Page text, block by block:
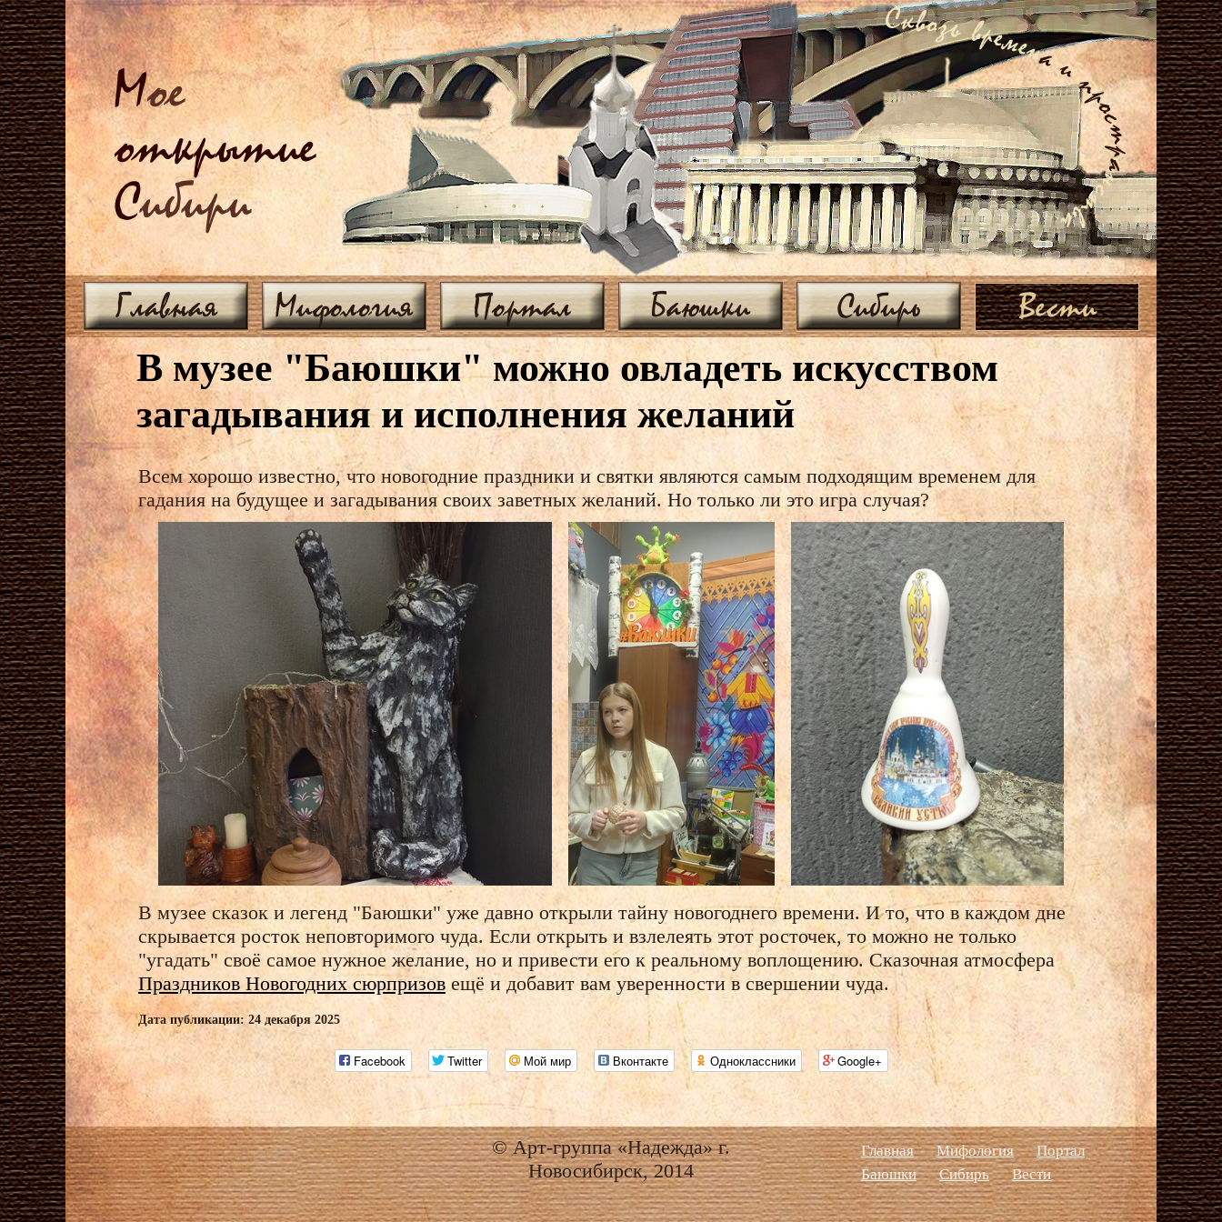
Мое
открытие
Сибири
Главная Мифология Портал Баюшки Сибирь Вести
В музее "Баюшки" можно овладеть искусством
загадывания и исполнения желаний
Всем хорошо известно, что новогодние праздники и святки являются самым подходящим временем для
гадания на будущее и загадывания своих заветных желаний. Но только ли это игра случая?
В музее сказок и легенд "Баюшки" уже давно открыли тайну новогоднего времени. И то, что в каждом дне
скрывается росток неповторимого чуда. Если открыть и взлелеять этот росточек, то можно не только
"угадать" своё самое нужное желание, но и привести его к реальному воплощению. Сказочная атмосфера
Праздников Новогодних сюрпризов ещё и добавит вам уверенности в свершении чуда.
Дата публикации: 24 декабря 2025
Facebook Twitter Мой мир Вконтакте Одноклассники Google+
© Арт-группа «Надежда» г.
Новосибирск, 2014
Главная Мифология
Портал
Баюшки
Сибирь Вести